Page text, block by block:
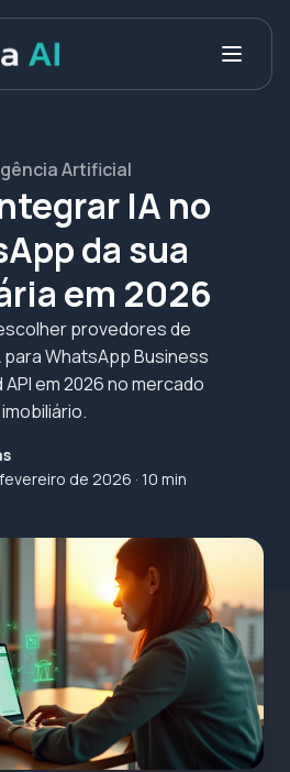
Artificial
IA no
da sua
em 2026
provedores de
WhatsApp Business
em 2026 no mercado
imobiliário.
de 2026 · 10 min